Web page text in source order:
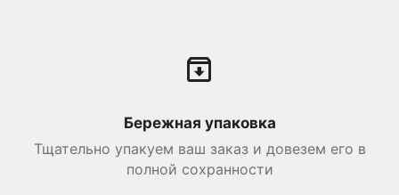
Бережная упаковка
Тщательно упакуем ваш заказ и довезем его в
полной сохранности